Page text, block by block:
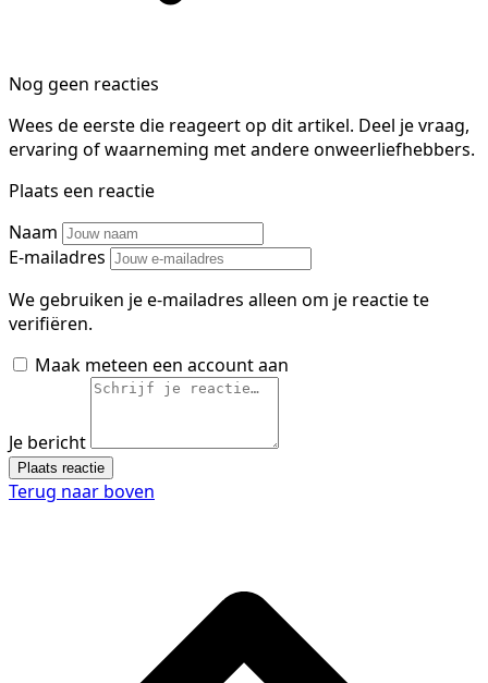
Nog geen reacties
Wees de eerste die reageert op dit artikel. Deel je vraag,
ervaring of waarneming met andere onweerliefhebbers.
Plaats een reactie
Naam
E-mailadres
We gebruiken je e-mailadres alleen om je reactie te
verifiëren.
Maak meteen een account aan
Je bericht
Plaats reactie
Terug naar boven